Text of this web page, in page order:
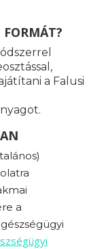
FORMÁT?
a Falusi
a